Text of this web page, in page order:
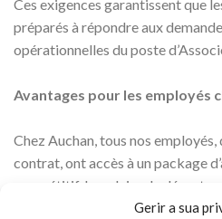
Gerir a sua
Ces exigences garantissent que
préparés à répondre aux
opérationnelles du poste
Avantages pour les employés
Chez Auchan, tous nos
contrat, ont accès à un package
compétitif. Le salaire de départ
d’Entrepôt est de 19,00 $ de